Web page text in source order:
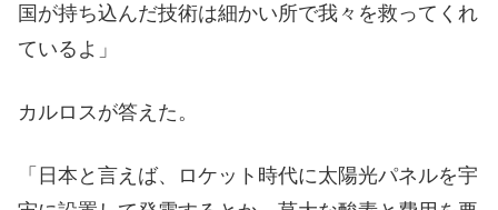
国が持ち込んだ技術は細かい所で我々を救ってくれ
ているよ」
カルロスが答えた。
「日本と言えば、ロケット時代に太陽光パネルを宇